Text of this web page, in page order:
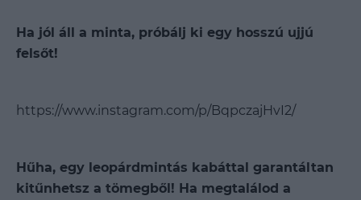
Ha jól áll a minta, próbálj ki egy hosszú ujjú
felsőt!
https://www.instagram.com/p/BqpczajHvI2/
Hűha, egy leopárdmintás kabáttal garantáltan
kitűnhetsz a tömegből! Ha megtalálod a